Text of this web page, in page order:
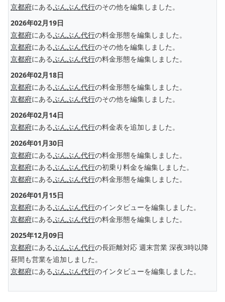
京都府にあるぶんぶん代行のその他を編集しました。
2026年02月19日
京都府にあるぶんぶん代行の料金形態を編集しました。
京都府にあるぶんぶん代行のその他を編集しました。
京都府にあるぶんぶん代行の料金形態を編集しました。
2026年02月18日
京都府にあるぶんぶん代行の料金形態を編集しました。
京都府にあるぶんぶん代行のその他を編集しました。
2026年02月14日
京都府にあるぶんぶん代行の料金表を追加しました。
2026年01月30日
京都府にあるぶんぶん代行の料金形態を編集しました。
京都府にあるぶんぶん代行の初乗り料金を編集しました。
京都府にあるぶんぶん代行の料金形態を編集しました。
2026年01月15日
京都府にあるぶんぶん代行のインタビューを編集しました。
京都府にあるぶんぶん代行の料金形態を編集しました。
2025年12月09日
京都府にあるぶんぶん代行の長距離対応 週末営業 深夜3時以降
昼間も営業を追加しました。
京都府にあるぶんぶん代行のインタビューを編集しました。